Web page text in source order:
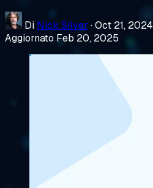
Di Nick Silver ·Oct 21, 2024
Aggiornato Feb 20, 2025